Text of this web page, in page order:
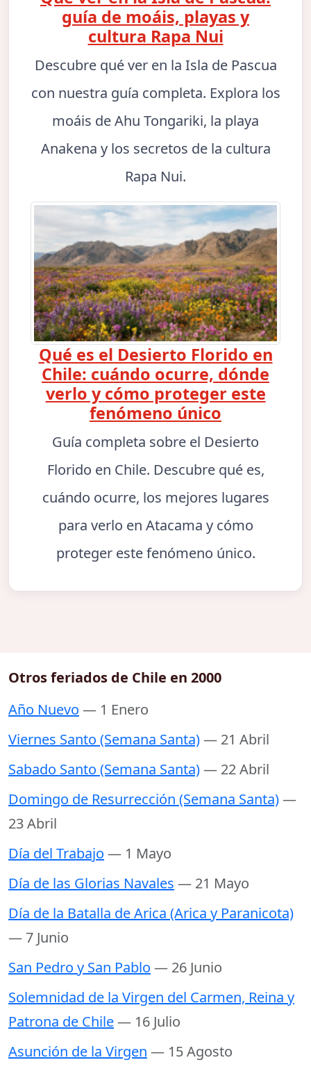
guía de moáis, playas y
cultura Rapa Nui
Descubre qué ver en la Isla de Pascua
con nuestra guía completa. Explora los
moáis de Ahu Tongariki, la playa
Anakena y los secretos de la cultura
Rapa Nui.
Qué es el Desierto Florido en
Chile: cuándo ocurre, dónde
verlo y cómo proteger este
fenómeno único
Guía completa sobre el Desierto
Florido en Chile. Descubre qué es,
cuándo ocurre, los mejores lugares
para verlo en Atacama y cómo
proteger este fenómeno único.
Otros feriados de Chile en 2000
Año Nuevo — 1 Enero
Viernes Santo (Semana Santa)— 21 Abril
Sabado Santo (Semana Santa)— 22 Abril
Domingo de Resurrección (Semana Santa)—
23 Abril
Día del Trabajo — 1 Mayo
Día de las Glorias Navales — 21 Mayo
Día de la Batalla de Arica (Arica y Paranicota)
— 7 Junio
San Pedro y San Pablo — 26 Junio
Solemnidad de la Virgen del Carmen, Reina y
Patrona de Chile— 16 Julio
Asunción de la Virgen — 15 Agosto